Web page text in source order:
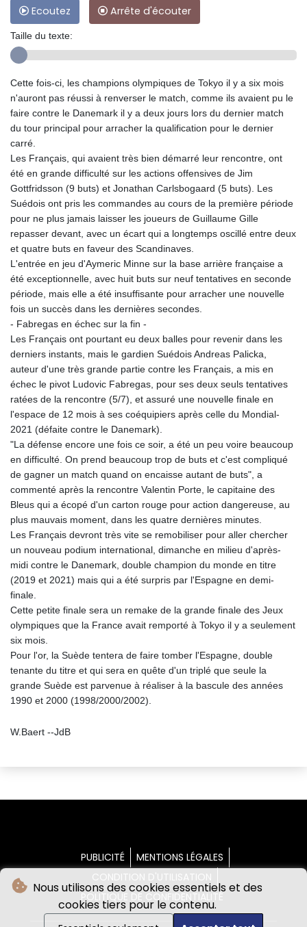
Nous utilisons des cookies essentiels et des
cookies tiers pour le contenu.
Ecoutez Arrête d'écouter
Taille du texte:
Cette fois-ci, les champions olympiques de Tokyo il y a six mois
n'auront pas réussi à renverser le match, comme ils avaient pu le
faire contre le Danemark il y a deux jours lors du dernier match
du tour principal pour arracher la qualification pour le dernier
carré.
Les Français, qui avaient très bien démarré leur rencontre, ont
été en grande difficulté sur les actions offensives de Jim
Gottfridsson (9 buts) et Jonathan Carlsbogaard (5 buts). Les
Suédois ont pris les commandes au cours de la première période
pour ne plus jamais laisser les joueurs de Guillaume Gille
repasser devant, avec un écart qui a longtemps oscillé entre deux
et quatre buts en faveur des Scandinaves.
L'entrée en jeu d'Aymeric Minne sur la base arrière française a
été exceptionnelle, avec huit buts sur neuf tentatives en seconde
période, mais elle a été insuffisante pour arracher une nouvelle
fois un succès dans les dernières secondes.
- Fabregas en échec sur la fin -
Les Français ont pourtant eu deux balles pour revenir dans les
derniers instants, mais le gardien Suédois Andreas Palicka,
auteur d'une très grande partie contre les Français, a mis en
échec le pivot Ludovic Fabregas, pour ses deux seuls tentatives
ratées de la rencontre (5/7), et assuré une nouvelle finale en
l'espace de 12 mois à ses coéquipiers après celle du Mondial-
2021 (défaite contre le Danemark).
"La défense encore une fois ce soir, a été un peu voire beaucoup
en difficulté. On prend beaucoup trop de buts et c'est compliqué
de gagner un match quand on encaisse autant de buts", a
commenté après la rencontre Valentin Porte, le capitaine des
Bleus qui a écopé d'un carton rouge pour action dangereuse, au
plus mauvais moment, dans les quatre dernières minutes.
Les Français devront très vite se remobiliser pour aller chercher
un nouveau podium international, dimanche en milieu d'après-
midi contre le Danemark, double champion du monde en titre
(2019 et 2021) mais qui a été surpris par l'Espagne en demi-
finale.
Cette petite finale sera un remake de la grande finale des Jeux
olympiques que la France avait remporté à Tokyo il y a seulement
six mois.
Pour l'or, la Suède tentera de faire tomber l'Espagne, double
tenante du titre et qui sera en quête d'un triplé que seule la
grande Suède est parvenue à réaliser à la bascule des années
1990 et 2000 (1998/2000/2002).
W.Baert --JdB
PUBLICITÉ
MENTIONS LÉGALES
CONDITION D'UTILISATION
POLITIQUE DE CONFIDENTIALITÉ